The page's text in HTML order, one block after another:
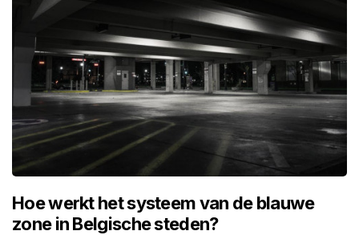
Hoe werkt het systeem van de blauwe
zone in Belgische steden?